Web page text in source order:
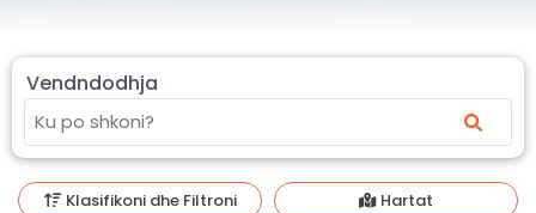
Vendndodhja
Klasifikoni dhe Filtroni Hartat